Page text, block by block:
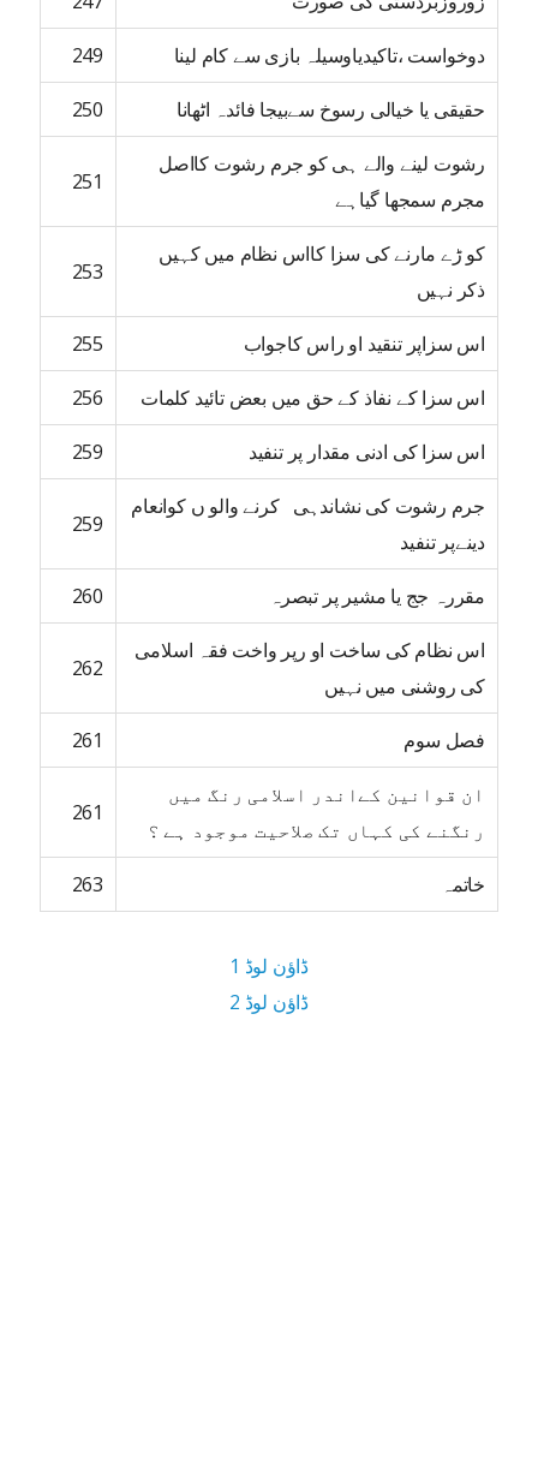
دوخواست ،تاکیدیاوسیلہ بازی سے کام لینا 249
حقیقی یا خیالی رسوخ سےبیجا فائدہ اٹھانا 250
رشوت لینے والے ہی کو جرم رشوت کااصل
مجرم سمجھا گیاہے
251
کو ڑے مارنے کی سزا کااس نظام میں کہیں
ذکر نہیں
253
اس سزاپر تنقید او راس کاجواب 255
اس سزا کے نفاذ کے حق میں بعض تائید کلمات 256
اس سزا کی ادنی مقدار پر تنفید 259
جرم رشوت کی نشاندہی کرنے والو ں کوانعام
دینےپر تنفید
259
مقررہ جج یا مشیر پر تبصرہ 260
اس نظام کی ساخت او رپر واخت فقہ اسلامی
کی روشنی میں نہیں
262
فصل سوم 261
ان قوانین کےاندر اسلامی رنگ میں
رنگنے کی کہاں تک صلاحیت موجود ہے ؟
261
خاتمہ 263
ڈاؤن لوڈ 1
ڈاؤن لوڈ 2